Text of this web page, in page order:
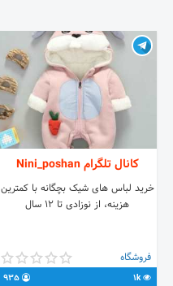
@behdis_forosh ☆سایت☆
www.behdistag.com
کانال تلگرام Nini_poshan
خرید لباس های شیک بچگانه با کمترین
هزینه، از نوزادی تا ۱۲ سال
فروشگاه
1k